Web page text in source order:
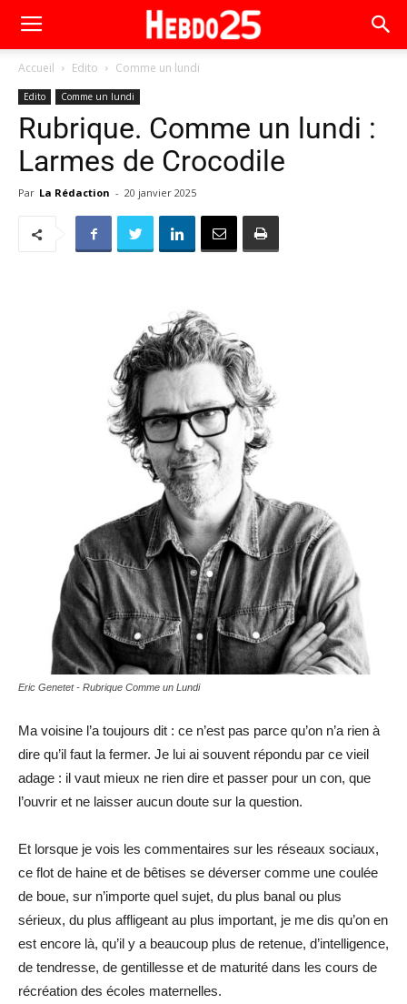
Accueil Edito Comme un lundi
Edito Comme un lundi
Rubrique. Comme un lundi :
Larmes de Crocodile
Par La Rédaction - 20 janvier 2025
Eric Genetet - Rubrique Comme un Lundi
Ma voisine l’a toujours dit : ce n’est pas parce qu’on n’a rien à
dire qu’il faut la fermer. Je lui ai souvent répondu par ce vieil
adage : il vaut mieux ne rien dire et passer pour un con, que
l’ouvrir et ne laisser aucun doute sur la question.
Et lorsque je vois les commentaires sur les réseaux sociaux,
ce flot de haine et de bêtises se déverser comme une coulée
de boue, sur n’importe quel sujet, du plus banal ou plus
sérieux, du plus affligeant au plus important, je me dis qu’on en
est encore là, qu’il y a beaucoup plus de retenue, d’intelligence,
de tendresse, de gentillesse et de maturité dans les cours de
récréation des écoles maternelles.